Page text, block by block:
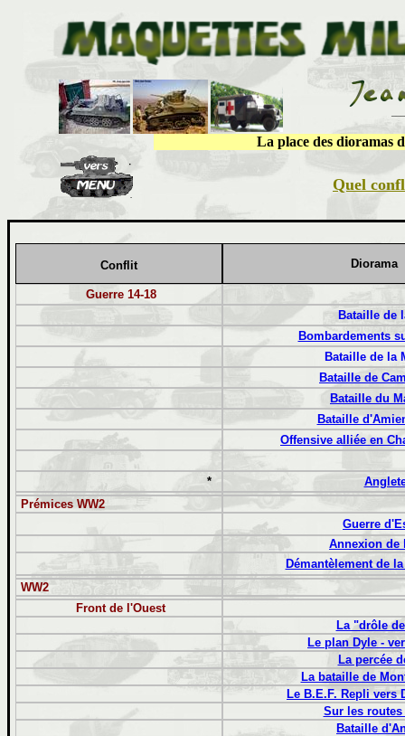
La place des dioramas
Quel
Conflit Diorama
Guerre 14-18
Bataille de
Bombardements
Bataille de la
Bataille de
Bataille du
Bataille
Offensive alliée en
*
Prémices WW2
Guerre
Annexion de
Démantèlement de
WW2
Front de l'Ouest
La "drôle
Le plan Dyle -
La percée
La bataille de
Le B.E.F. Repli vers
Sur les routes
Bataille